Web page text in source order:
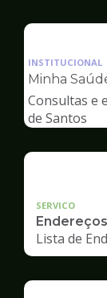
INSTITUCIONAL
Minha
Consultas e
de Santos
SERVICO
Lista de